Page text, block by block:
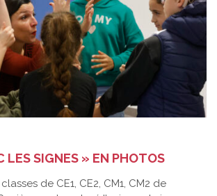
LES SIGNES » EN PHOTOS
de CE1, CE2, CM1, CM2 de